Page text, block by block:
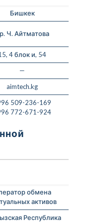
Бишкек
Ч. Айтматова
4 блок и, 54
—
aimtech.kg
509-236-169
772-671-924
обмена
активов
Республика